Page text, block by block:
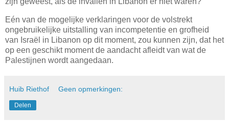
Eén van de mogelijke verklaringen voor de volstrekt
ongebruikelijke uitstalling van incompetentie en grofheid
van Israël in Libanon op dit moment, zou kunnen zijn, dat het
op een geschikt moment de aandacht afleidt van wat de
Palestijnen wordt aangedaan.
Huib Riethof Geen opmerkingen:
Delen